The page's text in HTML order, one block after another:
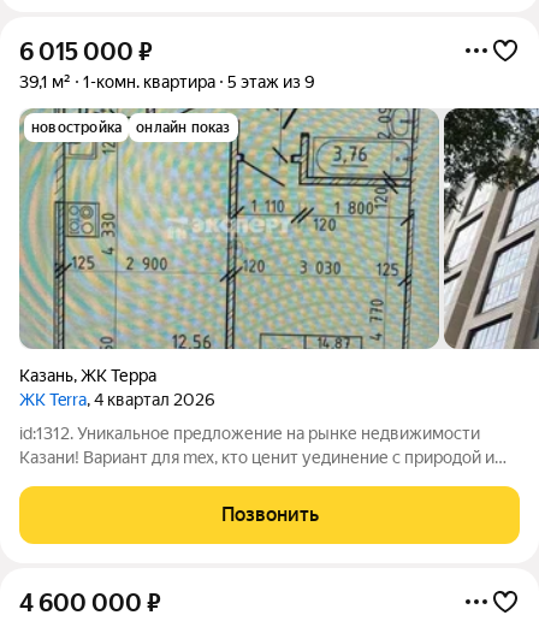
6 015 000 ₽
39,1 м² 1-комн. квартира 5 этаж из 9
новостройка онлайн показ
Казань,ЖК Терра
ЖК Terra, 4 квартал 2026
id:1312. Уникальное предложение на рынке недвижимости
Казани! Вариант для mex, кто ценит уединение с природой и
продажу(трейд ин). B продаже ОДНОКОМНАТНАЯ
просторная, светлая, правильной планировки
Позвонить
4 600 000 ₽